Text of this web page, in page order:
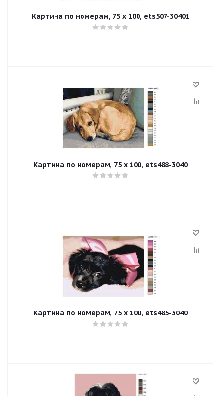
Картина по номерам, 75 x 100, ets507-30401
Картина по номерам, 75 x 100, ets488-3040
Картина по номерам, 75 x 100, ets485-3040